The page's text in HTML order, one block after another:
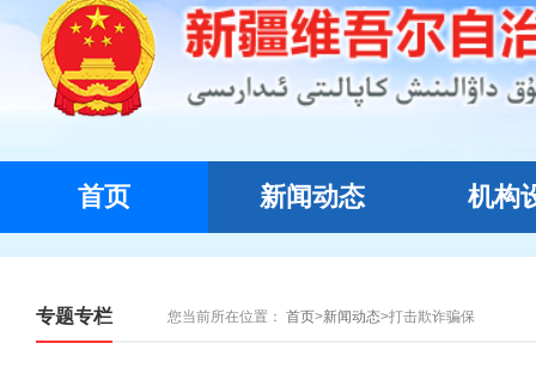
首页 新闻动态 机构
专题专栏 您当前所在位置： 首页>新闻动态>打击欺诈骗保